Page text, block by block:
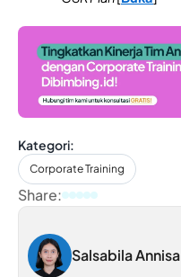
Kategori:
Corporate Training
Share:
Salsabila Annisa